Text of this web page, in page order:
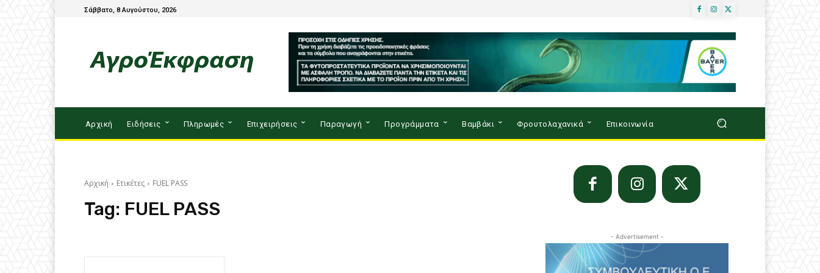
Σάββατο, 8 Αυγούστου, 2026
Αρχική Ειδήσεις Πληρωμές Επιχειρήσεις Παραγωγή Προγράμματα Βαμβάκι Φρουτολαχανικά Επικοινωνία
Αρχική Ετικέτες FUEL PASS
Tag: FUEL PASS
- Advertisement -